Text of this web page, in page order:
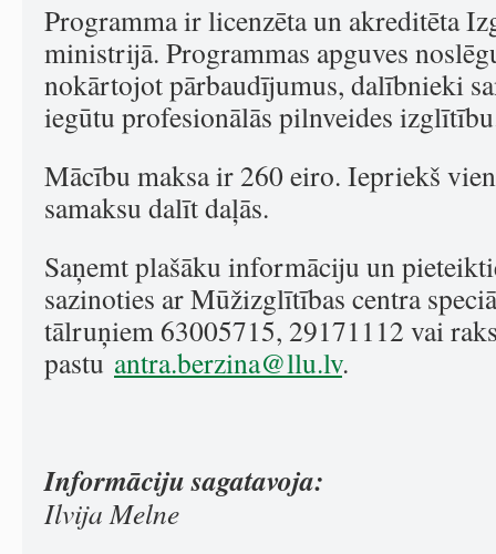
Programma ir licenzēta un akreditēta
ministrijā. Programmas apguves
nokārtojot pārbaudījumus, dalībnieki
iegūtu profesionālās pilnveides
Mācību maksa ir 260 eiro. Iepriekš
samaksu dalīt daļās.
Saņemt plašāku informāciju un
sazinoties ar Mūžizglītības centra
tālruņiem 63005715, 29171112 vai
pastu antra.berzina@llu.lv.
Informāciju sagatavoja:
Ilvija Melne